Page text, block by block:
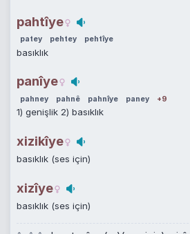
pahtîye
patey pehtey pehtîye
basıklık
panîye
pahney pahnê pahnîye paney +9
1) genişlik 2) basıklık
xizikîye
basıklık (ses için)
xizîye
basıklık (ses için)